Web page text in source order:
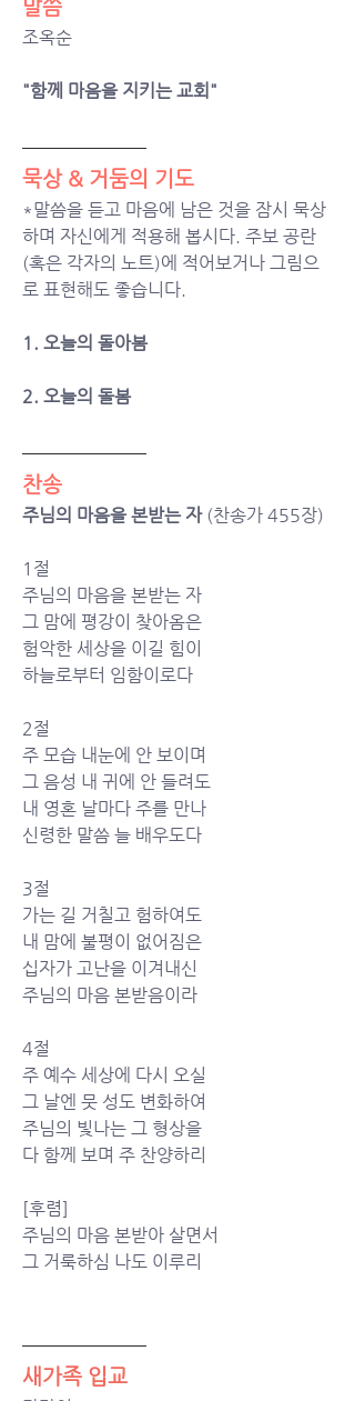
말씀
조옥순
"함께 마음을 지키는 교회"
묵상 & 거둠의 기도
*말씀을 듣고 마음에 남은 것을 잠시 묵상
하며 자신에게 적용해 봅시다. 주보 공란
(혹은 각자의 노트)에 적어보거나 그림으
로 표현해도 좋습니다.
1. 오늘의 돌아봄
2. 오늘의 돌봄
찬송
주님의 마음을 본받는 자 (찬송가 455장)
1절
주님의 마음을 본받는 자
그 맘에 평강이 찾아옴은
험악한 세상을 이길 힘이
하늘로부터 임함이로다
2절
주 모습 내눈에 안 보이며
그 음성 내 귀에 안 들려도
내 영혼 날마다 주를 만나
신령한 말씀 늘 배우도다
3절
가는 길 거칠고 험하여도
내 맘에 불평이 없어짐은
십자가 고난을 이겨내신
주님의 마음 본받음이라
4절
주 예수 세상에 다시 오실
그 날엔 뭇 성도 변화하여
주님의 빛나는 그 형상을
다 함께 보며 주 찬양하리
[후렴]
주님의 마음 본받아 살면서
그 거룩하심 나도 이루리
새가족 입교